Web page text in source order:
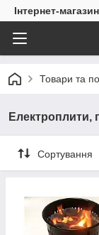
Інтернет-
Товари та
Електроплити,
Сортування